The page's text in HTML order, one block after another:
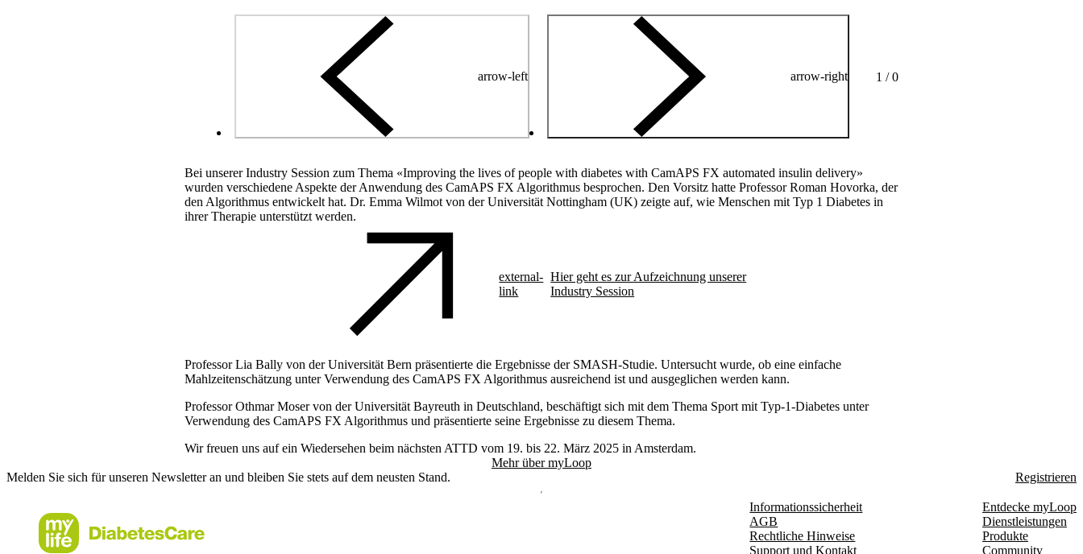
arrow-left arrow-right 1 / 0
Bei unserer Industry Session zum Thema «Improving the lives of people with diabetes with CamAPS FX automated insulin delivery»
wurden verschiedene Aspekte der Anwendung des CamAPS FX Algorithmus besprochen. Den Vorsitz hatte Professor Roman Hovorka, der
den Algorithmus entwickelt hat. Dr. Emma Wilmot von der Universität Nottingham (UK) zeigte auf, wie Menschen mit Typ 1 Diabetes in
ihrer Therapie unterstützt werden.
external-
link
Hier geht es zur Aufzeichnung unserer
Industry Session
Professor Lia Bally von der Universität Bern präsentierte die Ergebnisse der SMASH-Studie. Untersucht wurde, ob eine einfache
Mahlzeitenschätzung unter Verwendung des CamAPS FX Algorithmus ausreichend ist und ausgeglichen werden kann.
Professor Othmar Moser von der Universität Bayreuth in Deutschland, beschäftigt sich mit dem Thema Sport mit Typ-1-Diabetes unter
Verwendung des CamAPS FX Algorithmus und präsentierte seine Ergebnisse zu diesem Thema.
Wir freuen uns auf ein Wiedersehen beim nächsten ATTD vom 19. bis 22. März 2025 in Amsterdam.
Mehr über myLoop
Melden Sie sich für unseren Newsletter an und bleiben Sie stets auf dem neusten Stand.
Registrieren
Informationssicherheit
AGB
Rechtliche Hinweise
Support und Kontakt
Entdecke myLoop
Dienstleistungen
Produkte
Community